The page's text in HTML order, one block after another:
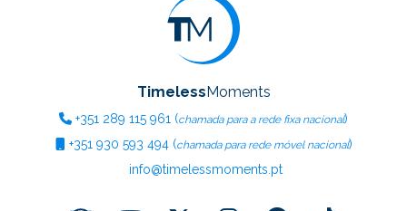
Timeless Moments
+351 289 115 961 (chamada para a rede fixa nacional)
+351930 593 494(chamada para rede móvel nacional)
info@timelessmoments.pt